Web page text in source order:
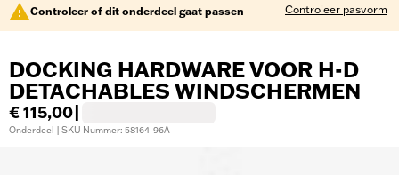
Controleer of dit onderdeel gaat passen Controleer pasvorm
DOCKING HARDWARE VOOR H-D
DETACHABLES WINDSCHERMEN
€ 115,00
Onderdeel | SKU Nummer: 58164-96A